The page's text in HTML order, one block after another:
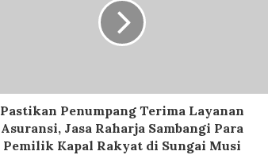
Pastikan Penumpang Terima Layanan
Asuransi, Jasa Raharja Sambangi Para
Pemilik Kapal Rakyat di Sungai Musi